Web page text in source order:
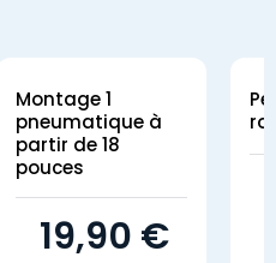
Montage 1
pneumatique à
partir de 18
pouces
19,90 €